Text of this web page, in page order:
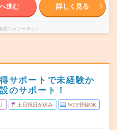
進む 詳しく見る
社ニッソーネット
サポートで未経験か
のサポート！
土日祝日が休み WEB登録OK